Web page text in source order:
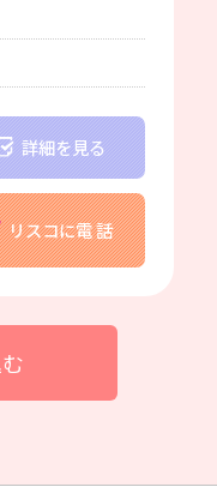
詳細を見る
リスコに電 話